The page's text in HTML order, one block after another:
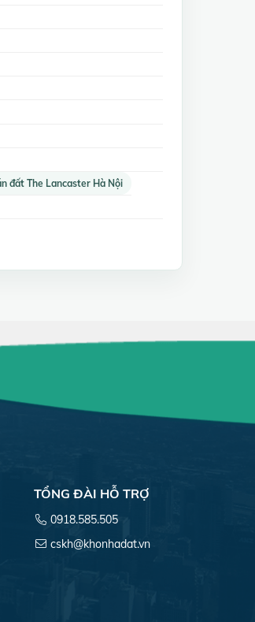
đất The Lancaster Hà Nội
TỔNG ĐÀI HỖ TRỢ
0918.585.505
cskh@khonhadat.vn